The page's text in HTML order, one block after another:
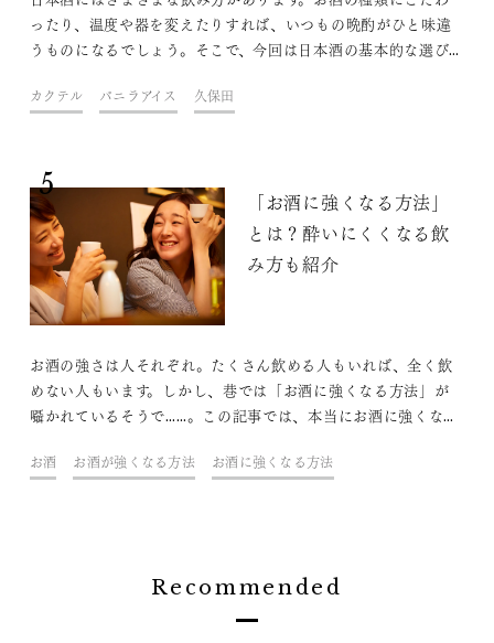
ったり、温度や器を変えたりすれば、いつもの晩酌がひと味違
うものになるでしょう。そこで、今回は日本酒の基本的な選び
単なアレンジ方法も紹介します。
カクテル バニラアイス 久保田
5
「お酒に強くなる方法」
とは？酔いにくくなる飲
み方も紹介
お酒の強さは人それぞれ。たくさん飲める人もいれば、全く飲
めない人もいます。しかし、巷では「お酒に強くなる方法」が
囁かれているそうで……。この記事では、本当にお酒に強くなる
み方やおすすめの日本酒をご紹介します。
お酒 お酒が強くなる方法 お酒に強くなる方法
Recommended